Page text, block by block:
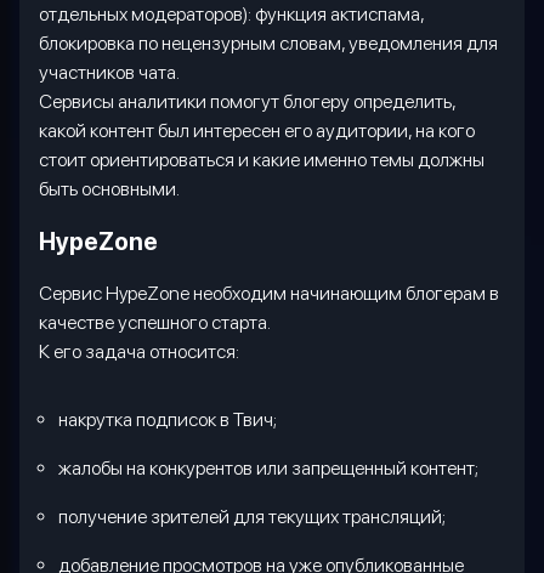
отдельных модераторов): функция актиспама,
блокировка по нецензурным словам, уведомления для
участников чата.
Сервисы аналитики помогут блогеру определить,
какой контент был интересен его аудитории, на кого
стоит ориентироваться и какие именно темы должны
быть основными.
HypeZone
СервисHypeZoneнеобходим начинающим блогерам в
качестве успешного старта.
К его задача относится:
накрутка подписок в Твич;
жалобы на конкурентов или запрещенный контент;
получение зрителей для текущих трансляций;
добавление просмотров на уже опубликованные